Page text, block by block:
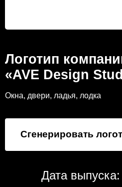
Логотип
«AVE Design
Окна, двери, ладья, лодка
Сгенерировать
Дата